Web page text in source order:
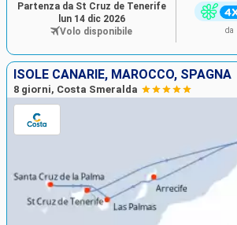
da
Partenza da St Cruz de Tenerife
lun 14 dic 2026
Volo disponibile
ISOLE CANARIE, MAROCCO, SPAGNA
8 giorni, Costa Smeralda